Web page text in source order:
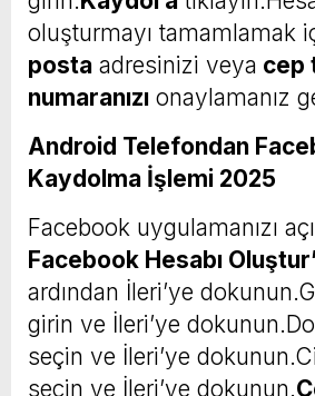
oluşturmayı tamamlamak
posta adresinizi veya cep
numaranızı onaylamanız
Android Telefondan
Kaydolma İşlemi 2025
Facebook uygulamanızı
Facebook Hesabı
ardından İleri’ye
girin ve İleri’ye
seçin ve İleri’ye
seçin ve İleri’ye dokunun.